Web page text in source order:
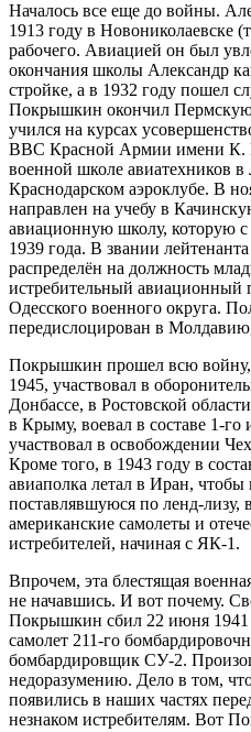
Началось все еще до войны.
1913 году в Новониколаевске
рабочего. Авиацией он был
окончания школы Александр
стройке, а в 1932 году пошел
Покрышкин окончил
учился на курсах
ВВС Красной Армии имени К.
военной школе авиатехников в
Краснодарском аэроклубе. В
направлен на учебу в
авиационную школу, которую
1939 года. В звании
распределён на должность
истребительный
Одесского военного округа.
передислоцирован в
Покрышкин прошел всю войну,
1945, участвовал в
Донбассе, в Ростовской
в Крыму, воевал в составе 1-
участвовал в освобождении
Кроме того, в 1943 году в
авиаполка летал в Иран,
поставлявшуюся по ленд-
американские самолеты и
истребителей, начиная с ЯК-1.
Впрочем, эта блестящая
не начавшись. И вот почему.
Покрышкин сбил 22 июня
самолет 211-го
бомбардировщик СУ-2.
недоразумению. Дело в том,
появились в наших частях
незнаком истребителям. Вот